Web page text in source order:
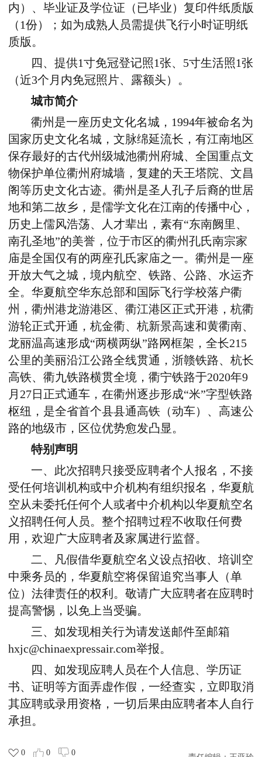
内）、毕业证及学位证（已毕业）复印件纸质版
（1份）；如为成熟人员需提供飞行小时证明纸
质版。
四、提供1寸免冠登记照1张、5寸生活照1张
（近3个月内免冠照片、露额头）。
城市简介
衢州是一座历史文化名城，1994年被命名为
国家历史文化名城，文脉绵延流长，有江南地区
保存最好的古代州级城池衢州府城、全国重点文
物保护单位衢州府城墙，复建的天王塔院、文昌
阁等历史文化古迹。衢州是圣人孔子后裔的世居
地和第二故乡，是儒学文化在江南的传播中心，
历史上儒风浩荡、人才辈出，素有“东南阙里、
南孔圣地”的美誉，位于市区的衢州孔氏南宗家
庙是全国仅有的两座孔氏家庙之一。衢州是一座
开放大气之城，境内航空、铁路、公路、水运齐
全。华夏航空华东总部和国际飞行学校落户衢
州，衢州港龙游港区、衢江港区正式开港，杭衢
游轮正式开通，杭金衢、杭新景高速和黄衢南、
龙丽温高速形成“两横两纵”路网框架，全长215
公里的美丽沿江公路全线贯通，浙赣铁路、杭长
高铁、衢九铁路横贯全境，衢宁铁路于2020年9
月27日正式通车，在衢州逐步形成“米”字型铁路
枢纽，是全省首个县县通高铁（动车）、高速公
路的地级市，区位优势愈发凸显。
特别声明
一、此次招聘只接受应聘者个人报名，不接
受任何培训机构或中介机构有组织报名，华夏航
空从未委托任何个人或者中介机构以华夏航空名
义招聘任何人员。整个招聘过程不收取任何费
用，欢迎广大应聘者及家属进行监督。
二、凡假借华夏航空名义设点招收、培训空
中乘务员的，华夏航空将保留追究当事人（单
位）法律责任的权利。敬请广大应聘者在应聘时
提高警惕，以免上当受骗。
三、如发现相关行为请发送邮件至邮箱
hxjc@chinaexpressair.com举报。
四、如发现应聘人员在个人信息、学历证
书、证明等方面弄虚作假，一经查实，立即取消
其应聘或录用资格，一切后果由应聘者本人自行
承担。
0 0 0